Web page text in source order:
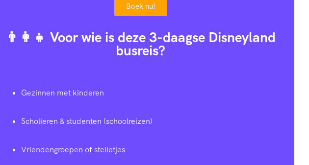
Boek nu!
👨‍👩‍👧 Voor wie is deze 3-daagse Disneyland
busreis?
Gezinnen met kinderen
Scholieren & studenten (schoolreizen)
Vriendengroepen of stelletjes